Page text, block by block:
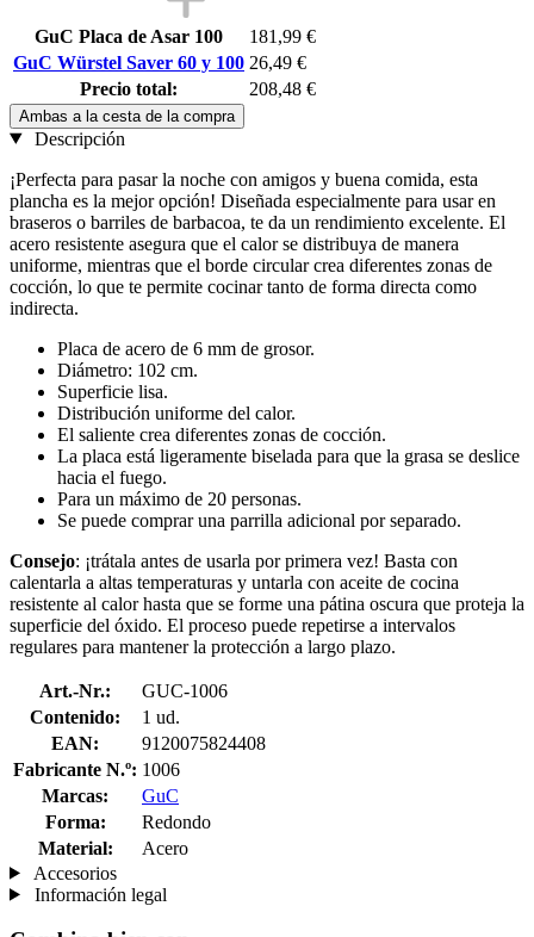
GuC Placa de Asar 100
181,99 €
GuC Würstel Saver 60 y 100 26,49 €
Precio total:
208,48 €
Ambas a la cesta de la compra
Descripción
¡Perfecta para pasar la noche con amigos y buena comida, esta
plancha es la mejor opción! Diseñada especialmente para usar en
braseros o barriles de barbacoa, te da un rendimiento excelente. El
acero resistente asegura que el calor se distribuya de manera
uniforme, mientras que el borde circular crea diferentes zonas de
cocción, lo que te permite cocinar tanto de forma directa como
indirecta.
Placa de acero de 6 mm de grosor.
Diámetro: 102 cm.
Superficie lisa.
Distribución uniforme del calor.
El saliente crea diferentes zonas de cocción.
La placa está ligeramente biselada para que la grasa se deslice
hacia el fuego.
Para un máximo de 20 personas.
Se puede comprar una parrilla adicional por separado.
Consejo: ¡trátala antes de usarla por primera vez! Basta con
calentarla a altas temperaturas y untarla con aceite de cocina
resistente al calor hasta que se forme una pátina oscura que proteja la
superficie del óxido. El proceso puede repetirse a intervalos
regulares para mantener la protección a largo plazo.
Art.-Nr.:
GUC-1006
Contenido:
1 ud.
EAN:
9120075824408
Fabricante N.º: 1006
Marcas:
GuC
Forma:
Redondo
Material:
Acero
Accesorios
Información legal